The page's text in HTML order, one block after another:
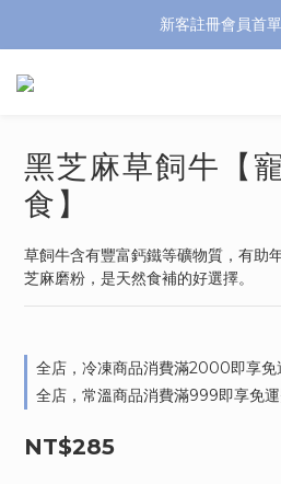
新客註冊會員首
黑芝麻草飼牛【
食】
草飼牛含有豐富鈣鐵等礦物質，有助
芝麻磨粉，是天然食補的好選擇。
全店，冷凍商品消費滿2000即享免
全店，常溫商品消費滿999即享免
NT$285